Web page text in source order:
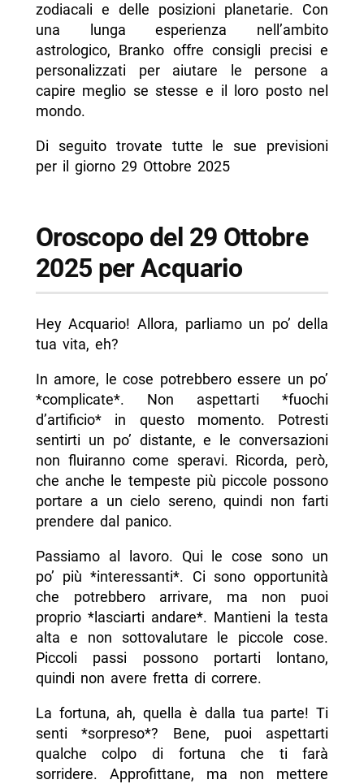
zodiacali e delle posizioni planetarie. Con
una lunga esperienza nell’ambito
astrologico, Branko offre consigli precisi e
personalizzati per aiutare le persone a
capire meglio se stesse e il loro posto nel
mondo.
Di seguito trovate tutte le sue previsioni
per il giorno 29 Ottobre 2025
Oroscopo del 29 Ottobre
2025 per Acquario
Hey Acquario! Allora, parliamo un po’ della
tua vita, eh?
In amore, le cose potrebbero essere un po’
*complicate*. Non aspettarti *fuochi
d’artificio* in questo momento. Potresti
sentirti un po’ distante, e le conversazioni
non fluiranno come speravi. Ricorda, però,
che anche le tempeste più piccole possono
portare a un cielo sereno, quindi non farti
prendere dal panico.
Passiamo al lavoro. Qui le cose sono un
po’ più *interessanti*. Ci sono opportunità
che potrebbero arrivare, ma non puoi
proprio *lasciarti andare*. Mantieni la testa
alta e non sottovalutare le piccole cose.
Piccoli passi possono portarti lontano,
quindi non avere fretta di correre.
La fortuna, ah, quella è dalla tua parte! Ti
senti *sorpreso*? Bene, puoi aspettarti
qualche colpo di fortuna che ti farà
sorridere. Approfittane, ma non mettere